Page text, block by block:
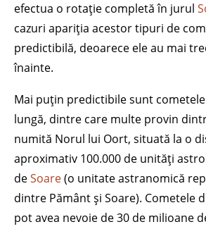
efectua o rotație completă în jurul
cazuri apariția acestor tipuri de
predictibilă, deoarece ele au mai
înainte.
Mai puțin predictibile sunt
lungă, dintre care multe provin
numită Norul lui Oort, situată la o
aproximativ 100.000 de unități
deSoare(o unitate astranomică
dintre Pământ și Soare). Cometele
pot avea nevoie de 30 de milioane